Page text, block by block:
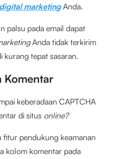
digital marketingAnda.
palsu pada email dapat
Anda tidak terkirim
kurang tepat sasaran.
Komentar
keberadaan CAPTCHA
di situs online?
fitur pendukung keamanan
kolom komentar pada